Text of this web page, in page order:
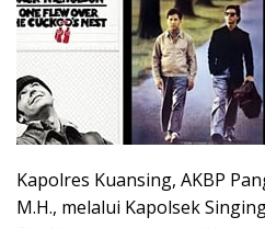
Kapolres Kuansing, AKBP
M.H., melalui Kapolsek